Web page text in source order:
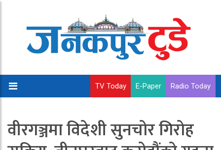
TV Today E-Paper Radio Today
वीरगञ्जमा विदेशी सुनचोर गिरोह